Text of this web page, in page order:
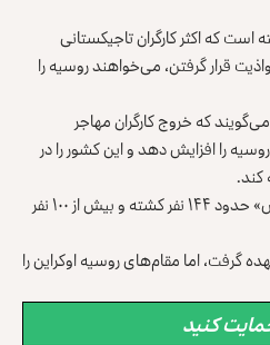
است که اکثر کارگران تاجیکستانی
قرار گرفتن، می‌خواهند روسیه را
که خروج کارگران مهاجر
را افزایش دهد و این کشور را در
در حمله به سالن کنسرت «کروکاس» حدود ۱۴۴ نفر کشته و بیش از ۱۰۰ نفر
گرفت، اما مقام‌های روسیه اوکراین را
کنید